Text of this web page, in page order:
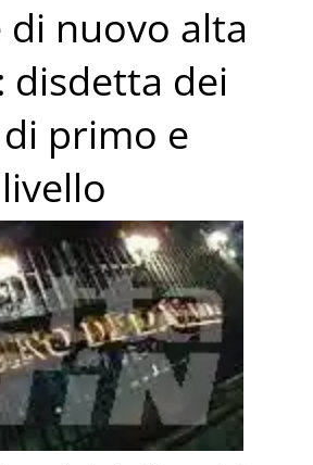
di nuovo alta
disdetta dei
primo e